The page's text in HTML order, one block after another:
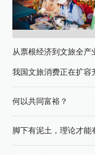
我国文旅消费正在扩容
何以共同富裕？
脚下有泥土，理论才能